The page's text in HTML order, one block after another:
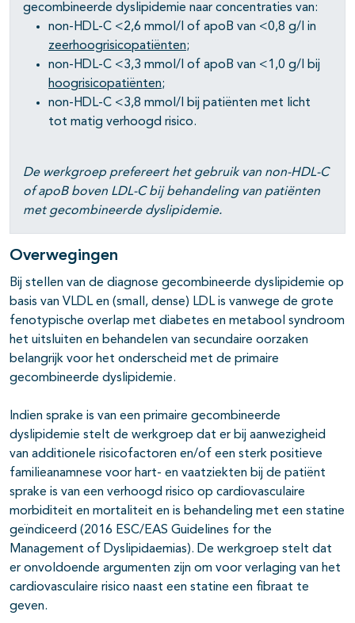
gecombineerde dyslipidemie naar concentraties van:
non-HDL-C <2,6 mmol/l of apoB van <0,8 g/l in
zeerhoogrisicopatiënten;
non-HDL-C <3,3 mmol/l of apoB van <1,0 g/l bij
hoogrisicopatiënten;
non-HDL-C <3,8 mmol/l bij patiënten met licht
tot matig verhoogd risico.
De werkgroep prefereert het gebruik van non-HDL-C
of apoB boven LDL-C bij behandeling van patiënten
met gecombineerde dyslipidemie.
Overwegingen
Bij stellen van de diagnose gecombineerde dyslipidemie op
basis van VLDL en (small, dense) LDL is vanwege de grote
fenotypische overlap met diabetes en metabool syndroom
het uitsluiten en behandelen van secundaire oorzaken
belangrijk voor het onderscheid met de primaire
gecombineerde dyslipidemie.
Indien sprake is van een primaire gecombineerde
dyslipidemie stelt de werkgroep dat er bij aanwezigheid
van additionele risicofactoren en/of een sterk positieve
familieanamnese voor hart- en vaatziekten bij de patiënt
sprake is van een verhoogd risico op cardiovasculaire
morbiditeit en mortaliteit en is behandeling met een statine
geïndiceerd (2016 ESC/EAS Guidelines for the
Management of Dyslipidaemias). De werkgroep stelt dat
er onvoldoende argumenten zijn om voor verlaging van het
cardiovasculaire risico naast een statine een fibraat te
geven.